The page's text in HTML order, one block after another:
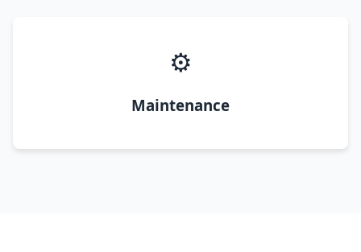
⚙️
Maintenance